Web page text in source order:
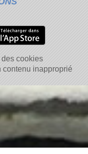
cookies
contenu inapproprié